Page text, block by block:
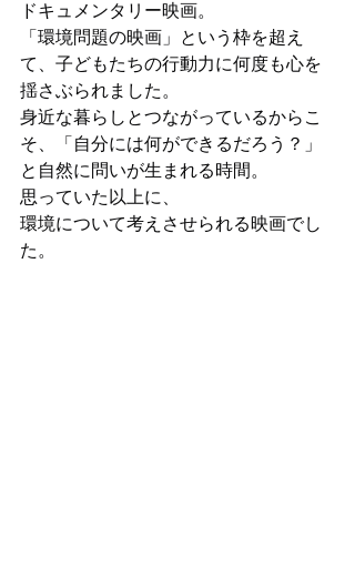
ドキュメンタリー映画。
「環境問題の映画」という枠を超え
て、子どもたちの行動力に何度も心を
揺さぶられました。
身近な暮らしとつながっているからこ
そ、「自分には何ができるだろう？」
と自然に問いが生まれる時間。
思っていた以上に、
環境について考えさせられる映画でし
た。